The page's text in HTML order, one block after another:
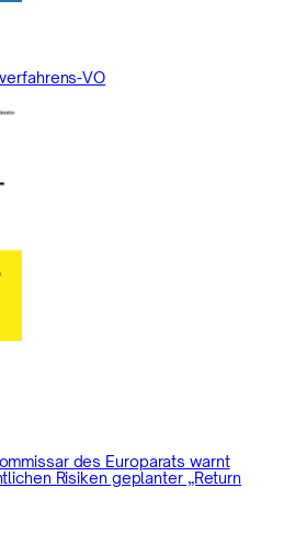
VO
des Europarats warnt
Risiken geplanter „Return